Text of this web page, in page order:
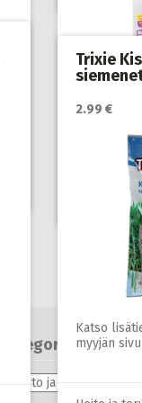
Katso
Hoito ja
Trixie
2.99 €
Katso
myyjän
Kategoriat
Kategoriat